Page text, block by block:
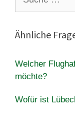
nach:
Ähnliche
Welcher
möchte?
Wofür ist